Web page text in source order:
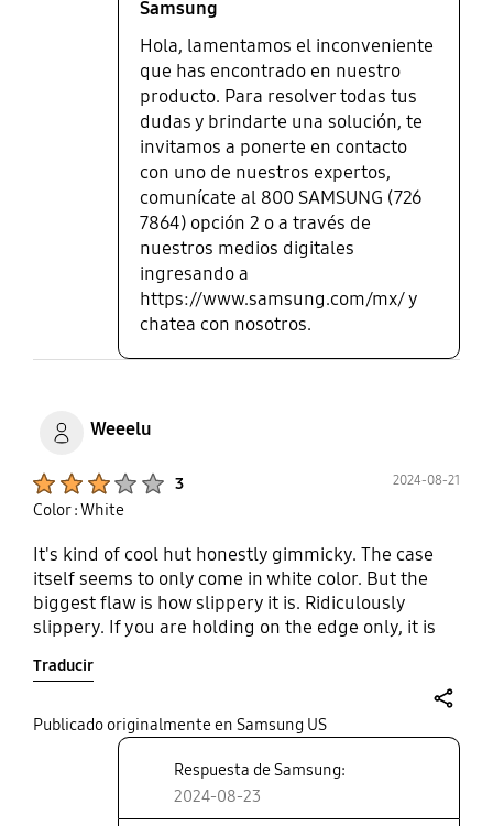
Samsung
Hola, lamentamos el inconveniente
que has encontrado en nuestro
producto. Para resolver todas tus
dudas y brindarte una solución, te
invitamos a ponerte en contacto
con uno de nuestros expertos,
comunícate al 800 SAMSUNG (726
7864) opción 2 o a través de
nuestros medios digitales
ingresando a
https://www.samsung.com/mx/ y
chatea con nosotros.
Weeelu
3 2024-08-21
Color : White
It's kind of cool hut honestly gimmicky. The case
itself seems to only come in white color. But the
biggest flaw is how slippery it is. Ridiculously
slippery. If you are holding on the edge only, it is
hard plastic would be very helpful.
Traducir
Publicado originalmente en Samsung US
Respuesta de Samsung:
2024-08-23